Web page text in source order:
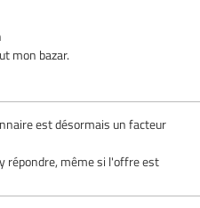
mon bazar.
est désormais un facteur
répondre, même si l'offre est